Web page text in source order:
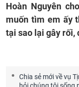
Hoàn Nguyên
muốn tìm em ấy
tại sao lại gây rối,
Chia sẻ mới về vụ